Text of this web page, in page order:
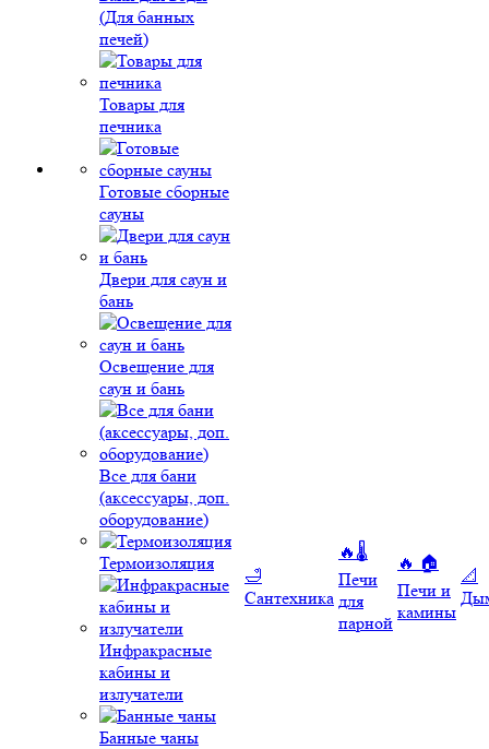
(Для банных
печей)
Товары для
печника
Готовые сборные
сауны
Двери для саун и
бань
Освещение для
саун и бань
Все для бани
(аксессуары, доп.
оборудование)
Термоизоляция
Инфракрасные
кабины и
излучатели
Банные чаны
🛁
Сантехника
🔥🌡️
Печи
для
парной
🔥 🏠
Печи и
камины
📐